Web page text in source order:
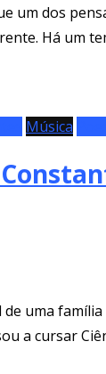
um dos
Há um
Música
uma
a cursar